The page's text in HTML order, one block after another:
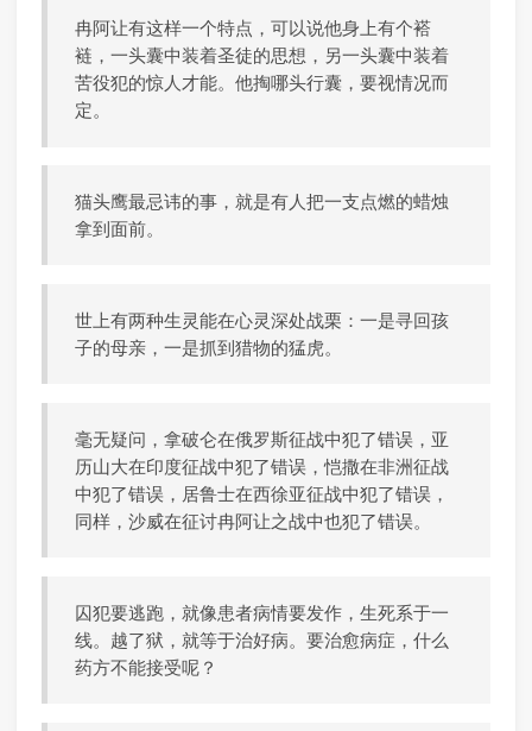
冉阿让有这样一个特点，可以说他身上有个褡
裢，一头囊中装着圣徒的思想，另一头囊中装着
苦役犯的惊人才能。他掏哪头行囊，要视情况而
定。
猫头鹰最忌讳的事，就是有人把一支点燃的蜡烛
拿到面前。
世上有两种生灵能在心灵深处战栗：一是寻回孩
子的母亲，一是抓到猎物的猛虎。
毫无疑问，拿破仑在俄罗斯征战中犯了错误，亚
历山大在印度征战中犯了错误，恺撒在非洲征战
中犯了错误，居鲁士在西徐亚征战中犯了错误，
同样，沙威在征讨冉阿让之战中也犯了错误。
囚犯要逃跑，就像患者病情要发作，生死系于一
线。越了狱，就等于治好病。要治愈病症，什么
药方不能接受呢？